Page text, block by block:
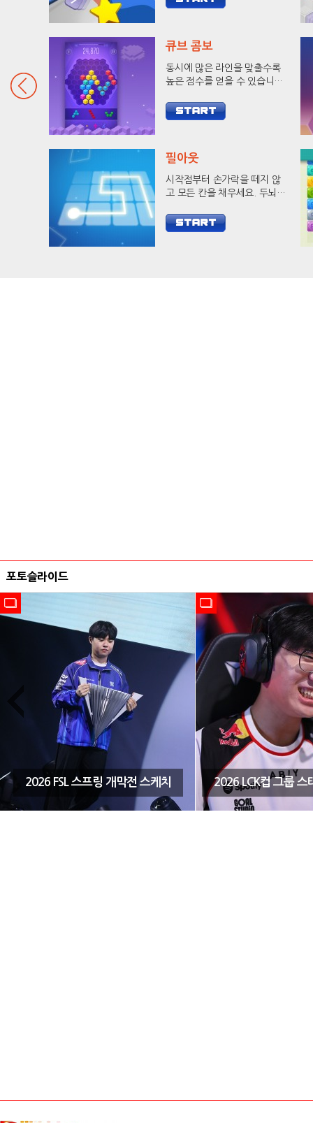
큐브 콤보
동시에 많은 라인을 맞출수록
높은 점수를 얻을 수 있습니다.
도전해 보세요.
필아웃
시작점부터 손가락을 떼지 않
고 모든 칸을 채우세요. 두뇌
당신의 두뇌를 개발하세요.
포토슬라이드
2026 FSL 스프링 개막전 스케치 2026 LCK컵 그룹 스